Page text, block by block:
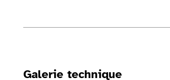
Galerie technique